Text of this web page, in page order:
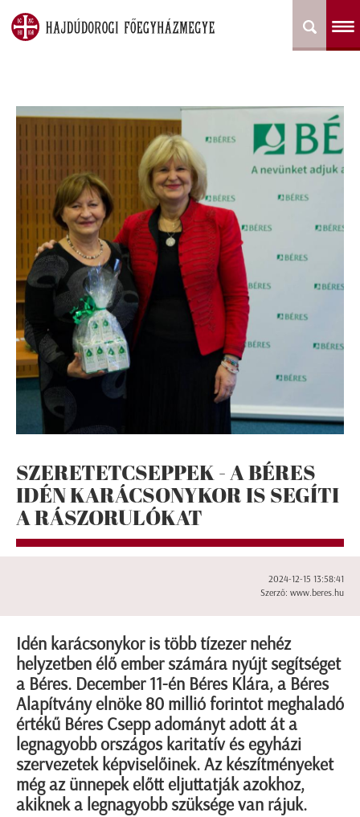
SZERETETCSEPPEK - A BÉRES
IDÉN KARÁCSONYKOR IS SEGÍTI
A RÁSZORULÓKAT
2024-12-15 13:58:41
Szerző: www.beres.hu
Idén karácsonykor is több tízezer nehéz
helyzetben élő ember számára nyújt segítséget
a Béres. December 11-én Béres Klára, a Béres
Alapítvány elnöke 80 millió forintot meghaladó
értékű Béres Csepp adományt adott át a
legnagyobb országos karitatív és egyházi
szervezetek képviselőinek. Az készítményeket
még az ünnepek előtt eljuttatják azokhoz,
akiknek a legnagyobb szüksége van rájuk.